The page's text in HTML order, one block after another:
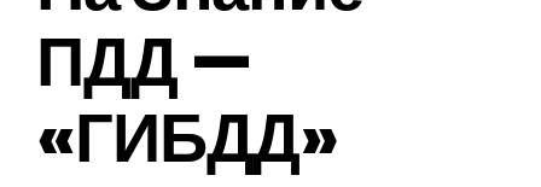
ПДД —
«ГИБДД»